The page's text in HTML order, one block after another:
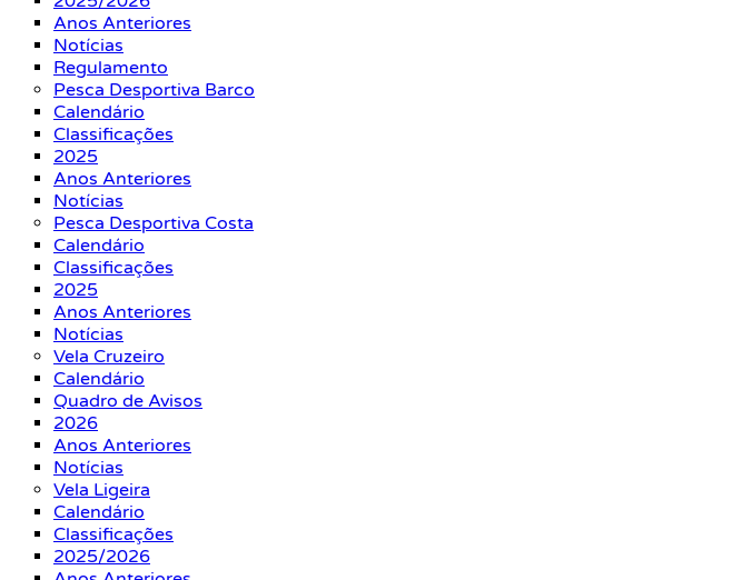
Anos Anteriores
Notícias
Regulamento
Pesca Desportiva Barco
Calendário
Classificações
2025
Anos Anteriores
Notícias
Pesca Desportiva Costa
Calendário
Classificações
2025
Anos Anteriores
Notícias
Vela Cruzeiro
Calendário
Quadro de Avisos
2026
Anos Anteriores
Notícias
Vela Ligeira
Calendário
Classificações
2025/2026